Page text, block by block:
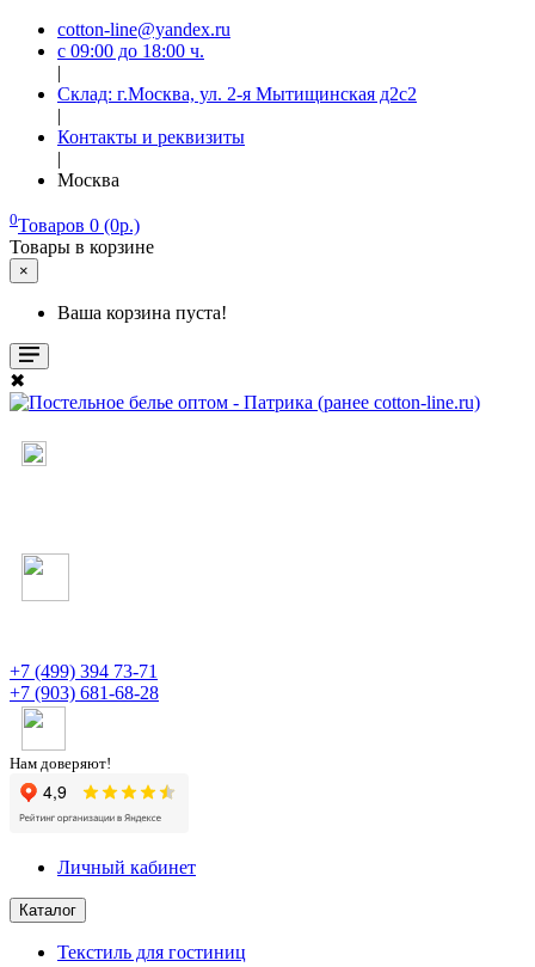
cotton-line@yandex.ru
с 09:00 до 18:00 ч.
|
Склад: г.Москва, ул. 2-я Мытищинская д2с2
|
Контакты и реквизиты
|
Москва
0Товаров 0 (0р.)
Товары в корзине
×
Ваша корзина пуста!
✖
+7 (499) 394 73-71
+7 (903) 681-68-28
Нам доверяют!
Личный кабинет
Каталог
Текстиль для гостиниц